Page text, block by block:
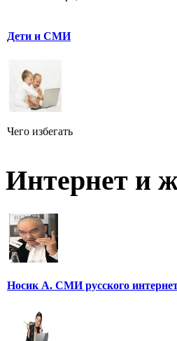
Дети и СМИ
Чего избегать
Интернет и
Носик А. СМИ русского